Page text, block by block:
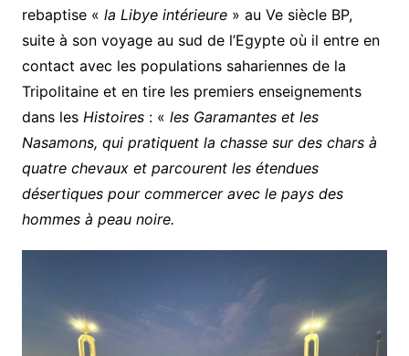
rebaptise « la Libye intérieure» au Ve siècle BP,
suite à son voyage au sud de l’Egypte où il entre en
contact avec les populations sahariennes de la
Tripolitaine et en tire les premiers enseignements
dans les Histoires : « les Garamantes et les
Nasamons, qui pratiquent la chasse sur des chars à
quatre chevaux et parcourent les étendues
désertiques pour commercer avec le pays des
hommes à peau noire.